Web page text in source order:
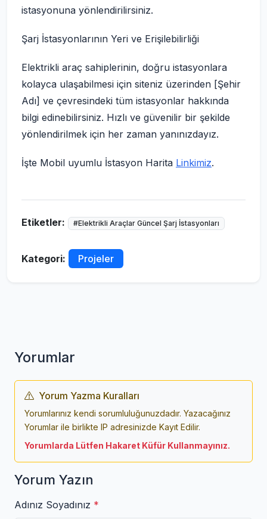
istasyonuna yönlendirilirsiniz.
Şarj İstasyonlarının Yeri ve Erişilebilirliği
Elektrikli araç sahiplerinin, doğru istasyonlara
kolayca ulaşabilmesi için siteniz üzerinden [Şehir
Adı] ve çevresindeki tüm istasyonlar hakkında
bilgi edinebilirsiniz. Hızlı ve güvenilir bir şekilde
yönlendirilmek için her zaman yanınızdayız.
İşte Mobil uyumlu İstasyon Harita Linkimiz.
Etiketler: #Elektrikli Araçlar Güncel Şarj İstasyonları
Kategori: Projeler
Yorumlar
Yorum Yazma Kuralları
Yorumlarınız kendi sorumluluğunuzdadır. Yazacağınız
Yorumlar ile birlikte IP adresinizde Kayıt Edilir.
Yorumlarda Lütfen Hakaret Küfür Kullanmayınız.
Yorum Yazın
Adınız Soyadınız *